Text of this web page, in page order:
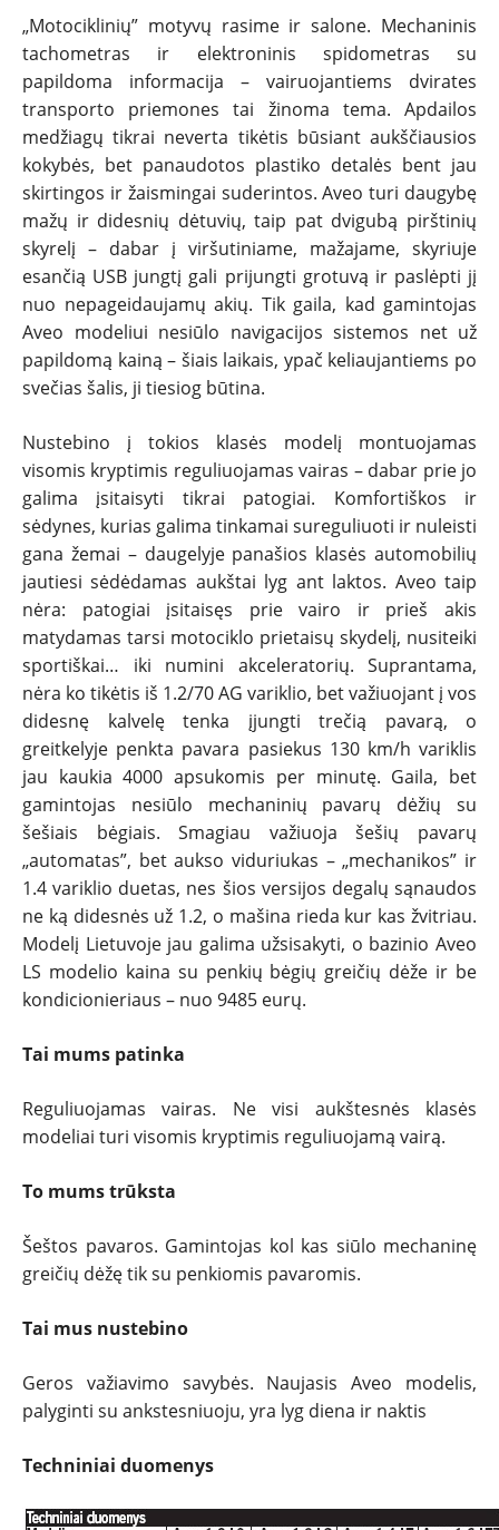
„Motociklinių” motyvų rasime ir salone. Mechaninis
tachometras ir elektroninis spidometras su
papildoma informacija – vairuojantiems dvirates
transporto priemones tai žinoma tema. Apdailos
medžiagų tikrai neverta tikėtis būsiant aukščiausios
kokybės, bet panaudotos plastiko detalės bent jau
skirtingos ir žaismingai suderintos. Aveo turi daugybę
mažų ir didesnių dėtuvių, taip pat dvigubą pirštinių
skyrelį – dabar į viršutiniame, mažajame, skyriuje
esančią USB jungtį gali prijungti grotuvą ir paslėpti jį
nuo nepageidaujamų akių. Tik gaila, kad gamintojas
Aveo modeliui nesiūlo navigacijos sistemos net už
papildomą kainą – šiais laikais, ypač keliaujantiems po
svečias šalis, ji tiesiog būtina.
Nustebino į tokios klasės modelį montuojamas
visomis kryptimis reguliuojamas vairas – dabar prie jo
galima įsitaisyti tikrai patogiai. Komfortiškos ir
sėdynes, kurias galima tinkamai sureguliuoti ir nuleisti
gana žemai – daugelyje panašios klasės automobilių
jautiesi sėdėdamas aukštai lyg ant laktos. Aveo taip
nėra: patogiai įsitaisęs prie vairo ir prieš akis
matydamas tarsi motociklo prietaisų skydelį, nusiteiki
sportiškai… iki numini akceleratorių. Suprantama,
nėra ko tikėtis iš 1.2/70 AG variklio, bet važiuojant į vos
didesnę kalvelę tenka įjungti trečią pavarą, o
greitkelyje penkta pavara pasiekus 130 km/h variklis
jau kaukia 4000 apsukomis per minutę. Gaila, bet
gamintojas nesiūlo mechaninių pavarų dėžių su
šešiais bėgiais. Smagiau važiuoja šešių pavarų
„automatas”, bet aukso viduriukas – „mechanikos” ir
1.4 variklio duetas, nes šios versijos degalų sąnaudos
ne ką didesnės už 1.2, o mašina rieda kur kas žvitriau.
Modelį Lietuvoje jau galima užsisakyti, o bazinio Aveo
LS modelio kaina su penkių bėgių greičių dėže ir be
kondicionieriaus – nuo 9485 eurų.
Tai mums patinka
Reguliuojamas vairas. Ne visi aukštesnės klasės
modeliai turi visomis kryptimis reguliuojamą vairą.
To mums trūksta
Šeštos pavaros. Gamintojas kol kas siūlo mechaninę
greičių dėžę tik su penkiomis pavaromis.
Tai mus nustebino
Geros važiavimo savybės. Naujasis Aveo modelis,
palyginti su ankstesniuoju, yra lyg diena ir naktis
Techniniai duomenys